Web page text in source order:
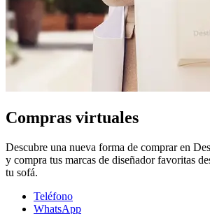
Compras virtuales
Descubre una nueva forma de comprar en
y compra tus marcas de diseñador favoritas
tu sofá.
Teléfono
WhatsApp